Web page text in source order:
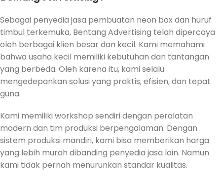
Sebagai penyedia jasa pembuatan neon box dan huruf
timbul terkemuka, Bentang Advertising telah dipercaya
oleh berbagai klien besar dan kecil. Kami memahami
bahwa usaha kecil memiliki kebutuhan dan tantangan
yang berbeda. Oleh karena itu, kami selalu
mengedepankan solusi yang praktis, efisien, dan tepat
guna.
Kami memiliki workshop sendiri dengan peralatan
modern dan tim produksi berpengalaman. Dengan
sistem produksi mandiri, kami bisa memberikan harga
yang lebih murah dibanding penyedia jasa lain. Namun
kami tidak pernah menurunkan standar kualitas.